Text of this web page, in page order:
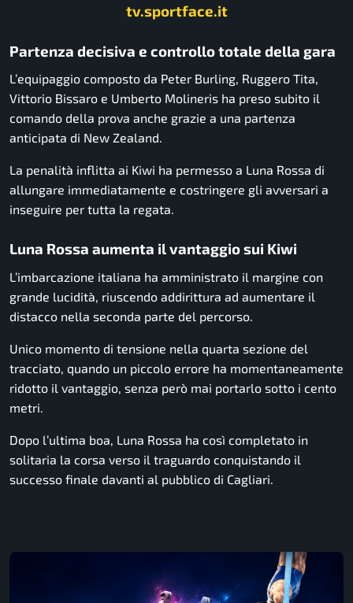
tv.sportface.it
Partenza decisiva e controllo totale della gara
L’equipaggio composto da Peter Burling, Ruggero Tita,
Vittorio Bissaro e Umberto Molineris ha preso subito il
comando della prova anche grazie a una partenza
anticipata di New Zealand.
La penalità inflitta ai Kiwi ha permesso a Luna Rossa di
allungare immediatamente e costringere gli avversari a
inseguire per tutta la regata.
Luna Rossa aumenta il vantaggio sui Kiwi
L’imbarcazione italiana ha amministrato il margine con
grande lucidità, riuscendo addirittura ad aumentare il
distacco nella seconda parte del percorso.
Unico momento di tensione nella quarta sezione del
tracciato, quando un piccolo errore ha momentaneamente
ridotto il vantaggio, senza però mai portarlo sotto i cento
metri.
Dopo l’ultima boa, Luna Rossa ha così completato in
solitaria la corsa verso il traguardo conquistando il
successo finale davanti al pubblico di Cagliari.